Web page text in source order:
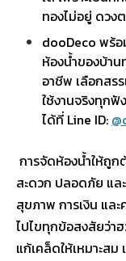
ทองไม่อยู่ ดวง
dooDeco พร้อ
ห้องน้ำของบ้า
อาชีพ เลือกสร
ใช้งานจริงทุก
ได้ที่ Line ID:
การจัดห้องน้ำให้ถูก
สะดวก ปลอดภัย แ
สุขภาพ การเงิน แล
ไปไขทุกข้อสงสัยว่า
แก้เคล็ดให้เหมาะส